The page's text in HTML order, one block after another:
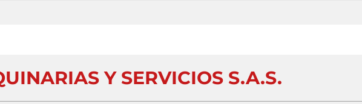
Y SERVICIOS S.A.S.